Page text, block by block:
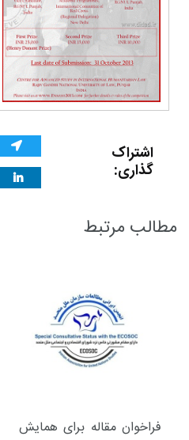
اشتراک
گذاری:
مطالب مرتبط
فراخوان مقاله برای همایش